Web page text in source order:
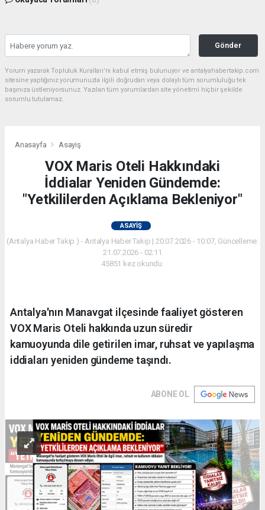
Gönder
Yorum yazarak Topluluk Kuralları’nı kabul etmiş bulunuyor ve antalyahabertakip.com
sitesine yaptığınız yorumunuzla ilgili doğrudan veya dolaylı tüm sorumluluğu tek
başınıza üstleniyorsunuz. Yazılan tüm yorumlardan site yönetimi hiçbir şekilde
sorumlu tutulamaz.
Anasayfa Asayiş
VOX Maris Oteli Hakkındaki
İddialar Yeniden Gündemde:
"Yetkililerden Açıklama Bekleniyor"
ASAYIŞ
(Antalya Haber Takip ) - Antalya Haber Takip | 20.07.2026 - 10:07, Güncelleme:
21.07.2026 - 02:11
45851 kez okundu.
Antalya'nın Manavgat ilçesinde faaliyet gösteren
VOX Maris Oteli hakkında uzun süredir
kamuoyunda dile getirilen imar, ruhsat ve yapılaşma
iddiaları yeniden gündeme taşındı.
ABONE OL